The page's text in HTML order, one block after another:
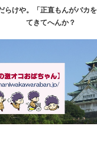
らけや。「正直もんがバカ
てきてへんか？